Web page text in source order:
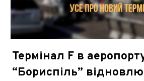
Термінал F в
“Бориспіль”